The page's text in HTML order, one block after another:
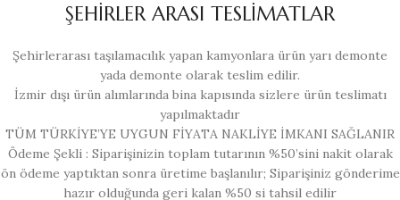
ŞEHİRLER ARASI TESLİMATLAR
Şehirlerarası taşılamacılık yapan kamyonlara ürün yarı demonte
yada demonte olarak teslim edilir.
İzmir dışı ürün alımlarında bina kapısında sizlere ürün teslimatı
yapılmaktadır
TÜM TÜRKİYE’YE UYGUN FİYATA NAKLİYE İMKANI SAĞLANIR
Ödeme Şekli : Siparişinizin toplam tutarının %50’sini nakit olarak
ön ödeme yaptıktan sonra üretime başlanılır; Siparişiniz gönderime
hazır olduğunda geri kalan %50 si tahsil edilir